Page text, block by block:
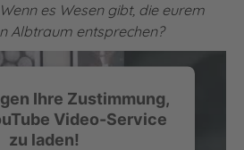
es Wesen gibt, die eurem
Albtraum entsprechen?
Ihre Zustimmung,
Video-Service
zu laden!